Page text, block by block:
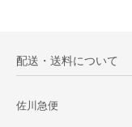
配送・送料について
佐川急便